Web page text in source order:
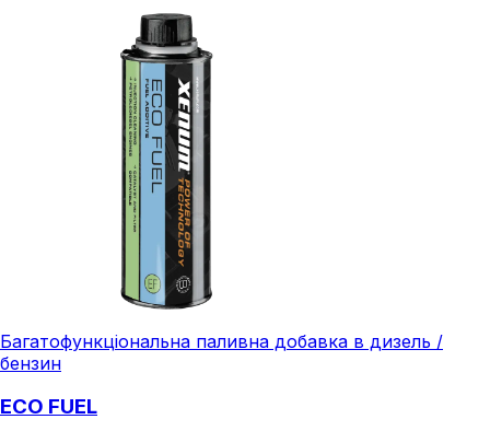
Багатофункціональна паливна добавка в дизель /
бензин
ECO FUEL